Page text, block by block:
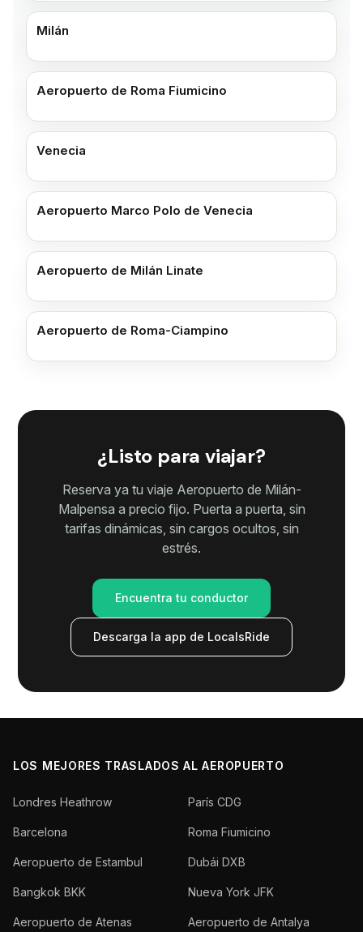
Milán
Aeropuerto de Roma Fiumicino
Venecia
Aeropuerto Marco Polo de Venecia
Aeropuerto de Milán Linate
Aeropuerto de Roma-Ciampino
¿Listo para viajar?
Reserva ya tu viaje Aeropuerto de Milán-
Malpensa a precio fijo. Puerta a puerta, sin
tarifas dinámicas, sin cargos ocultos, sin
estrés.
Encuentra tu conductor
Descarga la app de LocalsRide
LOS MEJORES TRASLADOS AL AEROPUERTO
Londres Heathrow París CDG
Barcelona Roma Fiumicino
Aeropuerto de Estambul Dubái DXB
Bangkok BKK Nueva York JFK
Aeropuerto de Atenas Aeropuerto de Antalya